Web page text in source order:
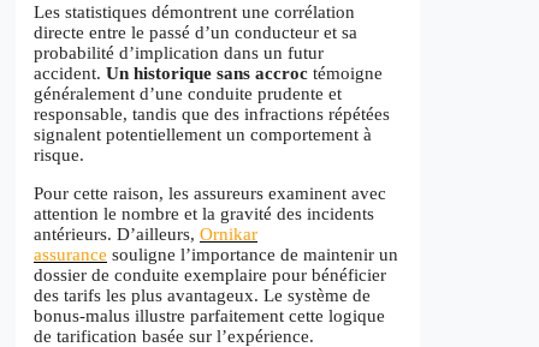
Les statistiques démontrent une corrélation
directe entre le passé d’un conducteur et sa
probabilité d’implication dans un futur
accident. Un historique sans accroc témoigne
généralement d’une conduite prudente et
responsable, tandis que des infractions répétées
signalent potentiellement un comportement à
risque.
Pour cette raison, les assureurs examinent avec
attention le nombre et la gravité des incidents
antérieurs. D’ailleurs, Ornikar
assurance souligne l’importance de maintenir un
dossier de conduite exemplaire pour bénéficier
des tarifs les plus avantageux. Le système de
bonus-malus illustre parfaitement cette logique
de tarification basée sur l’expérience.